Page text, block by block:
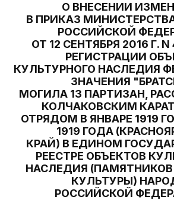
О ВНЕСЕНИИ
В ПРИКАЗ
РОССИЙСКОЙ
ОТ 12 СЕНТЯБРЯ 2016 Г.
РЕГИСТРАЦИИ
КУЛЬТУРНОГО НАСЛЕДИЯ
ЗНАЧЕНИЯ
МОГИЛА 13 ПАРТИЗАН,
КОЛЧАКОВСКИМ
ОТРЯДОМ В ЯНВАРЕ 1919
1919 ГОДА
КРАЙ) В ЕДИНОМ
РЕЕСТРЕ ОБЪЕКТОВ
НАСЛЕДИЯ
КУЛЬТУРЫ)
РОССИЙСКОЙ